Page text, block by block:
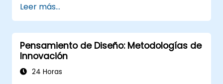
productos y servicios.
Leer más...
Pensamiento de Diseño: Metodologías de
Innovación
24 Horas